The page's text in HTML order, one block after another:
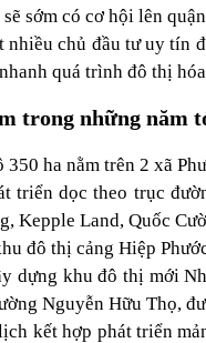
sớm có cơ hội lên
chủ đầu tư uy tín
quá trình đô thị
trong những năm
ha nằm trên 2 xã
triển dọc theo trục
Kepple Land, Quốc
đô thị cảng Hiệp
dựng khu đô thị mới
Nguyễn Hữu Thọ,
kết hợp phát triển